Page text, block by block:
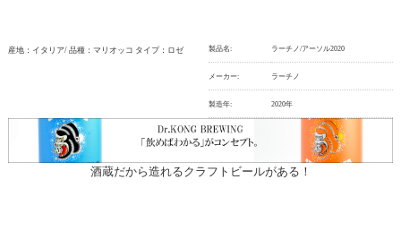
産地：イタリア/ 品種：マリオッコ タイプ：ロゼ 製品名: ラーチノ/アーソル2020
メーカー: ラーチノ
製造年: 2020年
酒蔵だから造れるクラフトビールがある！